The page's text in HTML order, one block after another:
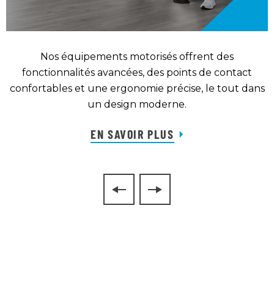
Nos équipements motorisés offrent des
fonctionnalités avancées, des points de contact
confortables et une ergonomie précise, le tout dans
un design moderne.
EN SAVOIR PLUS